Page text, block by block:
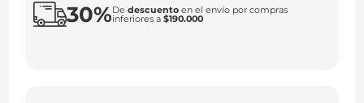
30%Dedescuento en el envío por compras
inferiores a$190.000